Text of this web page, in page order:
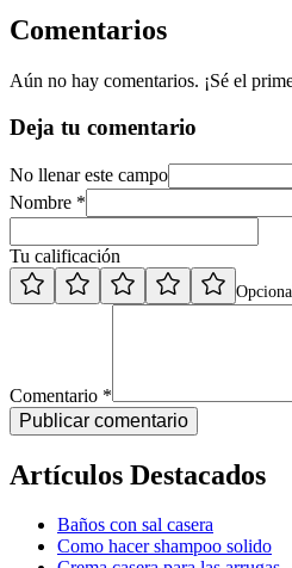
Comentarios
Aún no hay comentarios. ¡Sé el
Deja tu comentario
No llenar este campo
Nombre *
Tu calificación
Comentario *
Publicar comentario
Artículos Destacados
Baños con sal casera
Como hacer shampoo solido